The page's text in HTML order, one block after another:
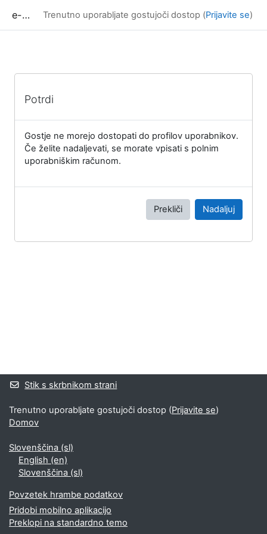
e-učilnica UP FAMNIT Trenutno uporabljate gostujoči dostop (Prijavite se)
Potrdi
Gostje ne morejo dostopati do profilov uporabnikov.
Če želite nadaljevati, se morate vpisati s polnim
uporabniškim računom.
Prekliči Nadaljuj
Stik s skrbnikom strani
Trenutno uporabljate gostujoči dostop (Prijavite se)
Domov
Slovenščina ‎(sl)‎
English ‎(en)‎
Slovenščina ‎(sl)‎
Povzetek hrambe podatkov
Pridobi mobilno aplikacijo
Preklopi na standardno temo